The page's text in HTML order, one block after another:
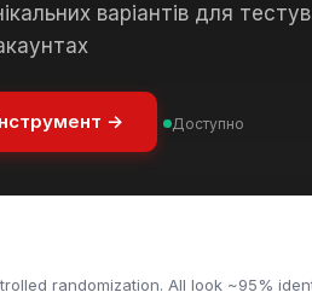
варіантів для
→ Доступно
randomization. All look ~95%